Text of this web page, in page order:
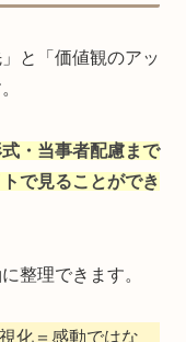
と「価値観のアッ
・当事者配慮まで
で見ることができ
整理できます。
化＝感動ではな